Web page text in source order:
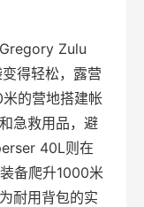
Zulu
得轻松，露营
的营地搭建帐
急救用品，避
40L则在
备爬升1000米
耐用背包的实